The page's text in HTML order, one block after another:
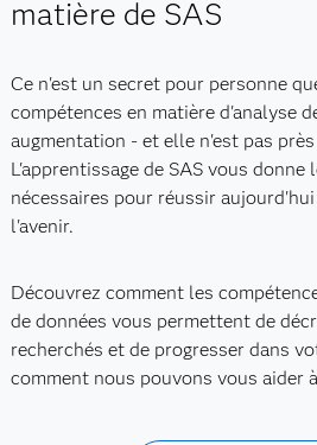
matière de SAS
Ce n'est un secret pour personne
compétences en matière d'analyse
augmentation - et elle n'est pas
L'apprentissage de SAS vous donne
nécessaires pour réussir
l'avenir.
Découvrez comment les
de données vous permettent de
recherchés et de progresser dans
comment nous pouvons vous aider